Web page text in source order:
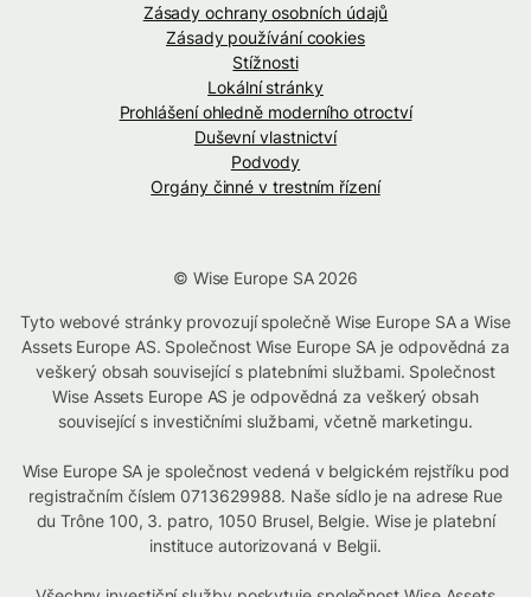
Zásady ochrany osobních údajů
Zásady používání cookies
Stížnosti
Lokální stránky
Prohlášení ohledně moderního otroctví
Duševní vlastnictví
Podvody
Orgány činné v trestním řízení
© Wise Europe SA 2026
Tyto webové stránky provozují společně Wise Europe SA a Wise
Assets Europe AS. Společnost Wise Europe SA je odpovědná za
veškerý obsah související s platebními službami. Společnost
Wise Assets Europe AS je odpovědná za veškerý obsah
související s investičními službami, včetně marketingu.
Wise Europe SA je společnost vedená v belgickém rejstříku pod
registračním číslem 0713629988. Naše sídlo je na adrese Rue
du Trône 100, 3. patro, 1050 Brusel, Belgie. Wise je platební
instituce autorizovaná v Belgii.